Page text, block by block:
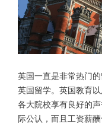
英国一直是非常热门
英国留学。英国教育
各大院校享有良好的
际公认，而且工资薪